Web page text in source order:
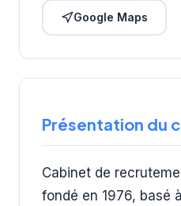
Google Maps
Présentation du
Cabinet de
fondé en 1976, basé